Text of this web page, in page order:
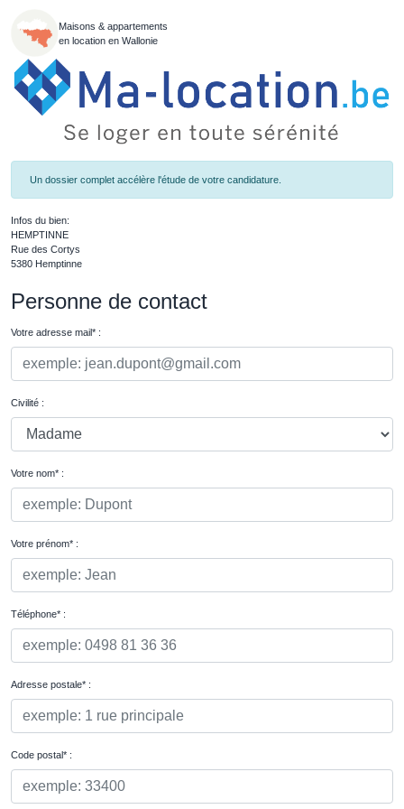
Maisons & appartements
en location en Wallonie
Un dossier complet accélère l'étude de votre candidature.
Infos du bien:
HEMPTINNE
Rue des Cortys
5380 Hemptinne
Personne de contact
Votre adresse mail* :
Civilité :
Votre nom* :
Votre prénom* :
Téléphone* :
Adresse postale* :
Code postal* :